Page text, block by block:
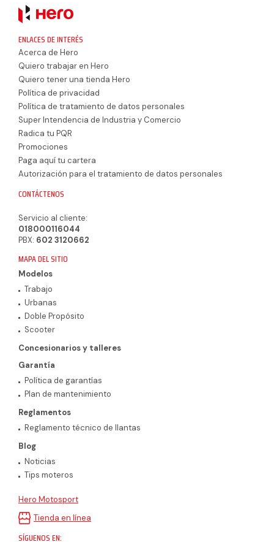
ENLACES DE INTERÉS
Acerca de Hero
Quiero trabajar en Hero
Quiero tener una tienda Hero
Política de privacidad
Política de tratamiento de datos personales
Super Intendencia de Industria y Comercio
Radica tu PQR
Promociones
Paga aquí tu cartera
Autorización para el tratamiento de datos personales
CONTÁCTENOS
Servicio al cliente:
018000116044
PBX: 602 3120662
MAPA DEL SITIO
Modelos
Trabajo
Urbanas
Doble Propósito
Scooter
Concesionarios y talleres
Garantía
Política de garantías
Plan de mantenimiento
Reglamentos
Reglamento técnico de llantas
Blog
Noticias
Tips moteros
Hero Motosport
Tienda en línea
SÍGUENOS EN: